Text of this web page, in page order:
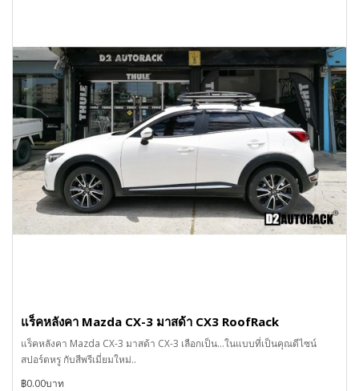
แร็คหลังคา Mazda CX-3 มาสด้า CX3 RoofRack
แร็คหลังคา Mazda CX-3 มาสด้า CX-3 เลือกเป็น...ในแบบที่เป็นคุณดีไซน์
สปอร์ตหรู กับสีพรีเมี่ยมใหม่..
฿0.00บาท